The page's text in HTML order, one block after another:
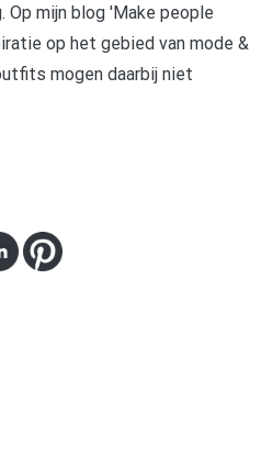
Op mijn blog 'Make people
op het gebied van mode &
mogen daarbij niet